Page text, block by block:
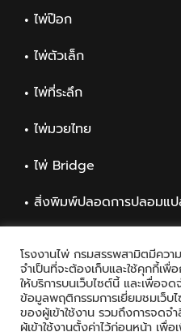
ไพ่ป๊อก
ไพ่ตัวเล็ก
ไพ่ที่ระลึก
ไพ่มวยไทย
ไพ่ Bridge
สิ่งพิมพ์ปลอดการปลอมแ
โรงงานไพ่ กรมสรรพสามิตมีความ
จำเป็นที่จะต้องเก็บและใช้คุกกี้เพื่อ
ให้บริการบนเว็บไซต์นี้ และเพื่อจด
ข้อมูลพฤติกรรมการเยี่ยมชมเว็บ
ของผู้เข้าใช้งาน รวมถึงการจดจ
ผู้เข้าใช้งานตั้งค่าไว้ก่อนหน้า เพื่อ